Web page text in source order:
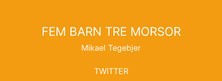
FEM BARN TRE MORSOR
Mikael Tegebjer
TWITTER